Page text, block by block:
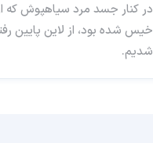
در کنار جسد مرد سیاهپوش که
خیس شده بود، از لاین پایین
شدیم.